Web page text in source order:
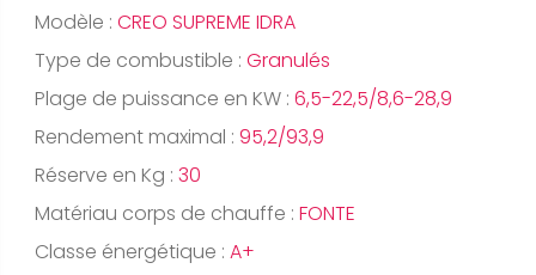
Modèle : CREO SUPREME IDRA
Type de combustible : Granulés
Plage de puissance en KW : 6,5-22,5/8,6-28,9
Rendement maximal : 95,2/93,9
Réserve en Kg : 30
Matériau corps de chauffe : FONTE
Classe énergétique : A+